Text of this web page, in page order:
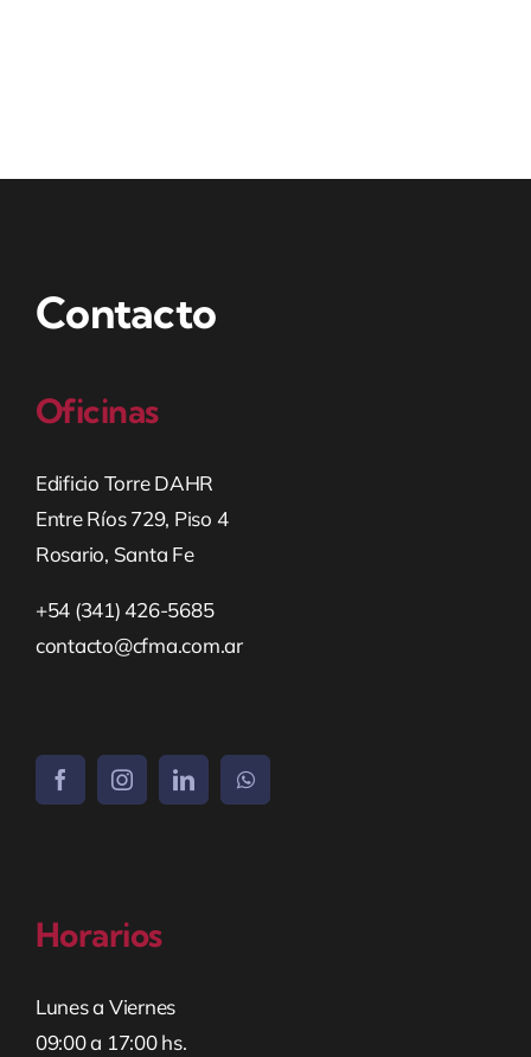
Contacto
Oficinas
Edificio Torre DAHR
Entre Ríos 729, Piso 4
Rosario, Santa Fe
+54 (341) 426-5685
contacto@cfma.com.ar
Horarios
Lunes a Viernes
09:00 a 17:00 hs.